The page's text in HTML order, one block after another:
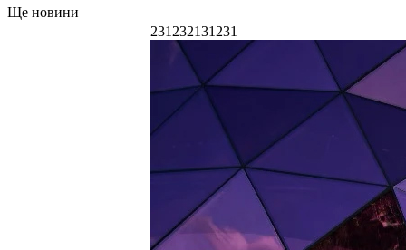
Ще новини
231232131231